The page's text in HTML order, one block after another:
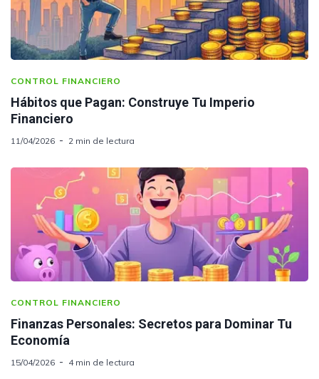
CONTROL FINANCIERO
Hábitos que Pagan: Construye Tu Imperio
Financiero
11/04/2026 2 min de lectura
CONTROL FINANCIERO
Finanzas Personales: Secretos para Dominar Tu
Economía
15/04/2026 4 min de lectura